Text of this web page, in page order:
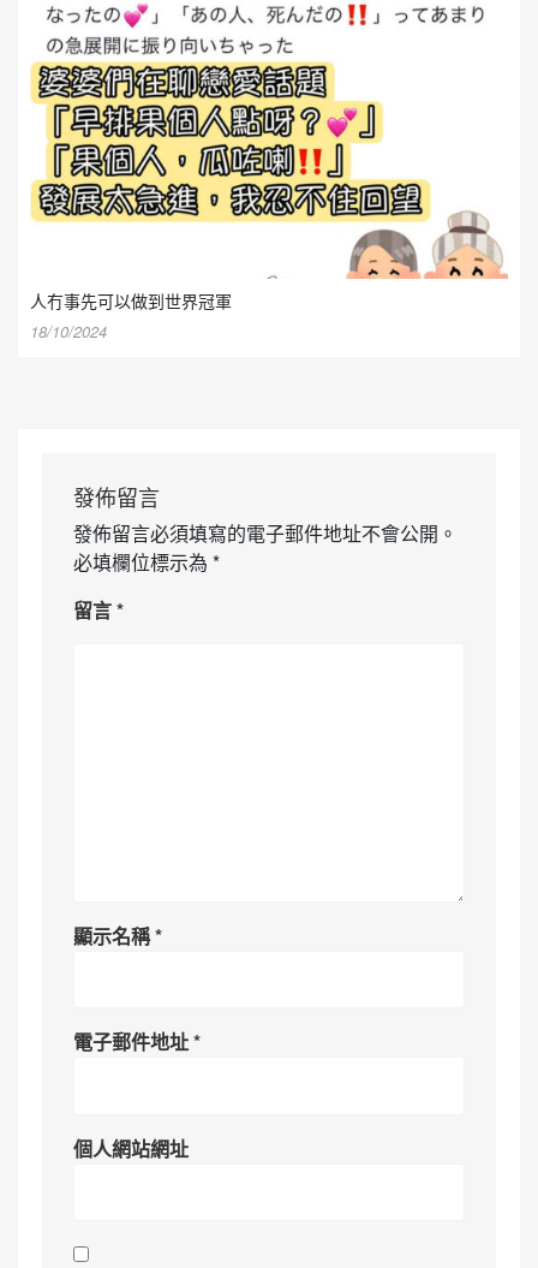
人冇事先可以做到世界冠軍
18/10/2024
發佈留言
發佈留言必須填寫的電子郵件地址不會公開。
必填欄位標示為 *
留言*
顯示名稱*
電子郵件地址*
個人網站網址